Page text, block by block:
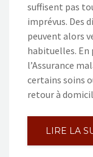
suffisent pas
imprévus. Des
peuvent alors
habituelles. En
l’Assurance
certains soins
retour à
LIRE LA